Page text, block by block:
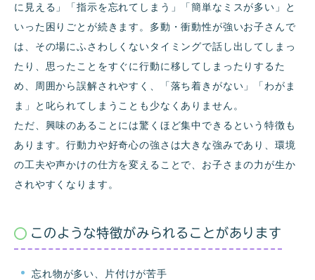
に見える」「指示を忘れてしまう」「簡単なミスが多い」と
いった困りごとが続きます。多動・衝動性が強いお子さんで
は、その場にふさわしくないタイミングで話し出してしまっ
たり、思ったことをすぐに行動に移してしまったりするた
め、周囲から誤解されやすく、「落ち着きがない」「わがま
ま」と叱られてしまうことも少なくありません。
ただ、興味のあることには驚くほど集中できるという特徴も
あります。行動力や好奇心の強さは大きな強みであり、環境
の工夫や声かけの仕方を変えることで、お子さまの力が生か
されやすくなります。
このような特徴がみられることがあります
忘れ物が多い、片付けが苦手